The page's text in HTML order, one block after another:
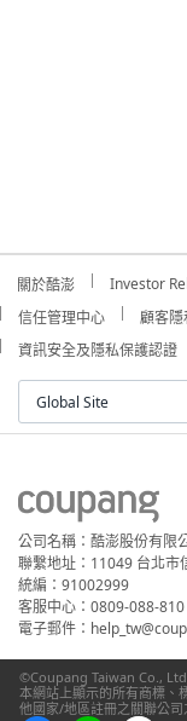
關於酷澎 Investor
信任管理中心
顧客隱
資訊安全及隱私保護認證
Global Site
公司名稱：酷澎股份有限
聯繫地址：11049 台北市
統編：91002999
客服中心：0809-088-
電子郵件：
©Coupang Taiwan Co.,
本網站上顯示的所有商標、
他國家/地區註冊之關聯公司